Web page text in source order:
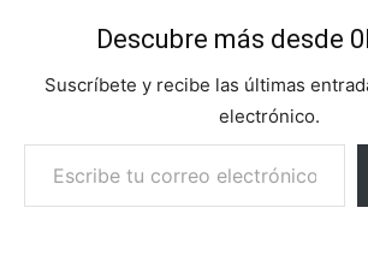
Descubre más desde
Suscríbete y recibe las últimas
electrónico.
Escribe tu correo electrónico…